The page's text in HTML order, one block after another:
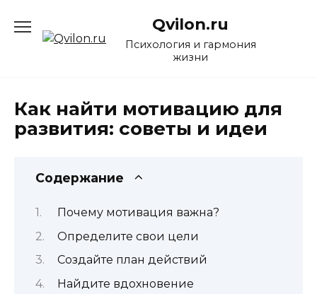
содержанию
Qvilon.ru
Психология и гармония
жизни
Как найти мотивацию для
развития: советы и идеи
Содержание
Почему мотивация важна?
Определите свои цели
Создайте план действий
Найдите вдохновение